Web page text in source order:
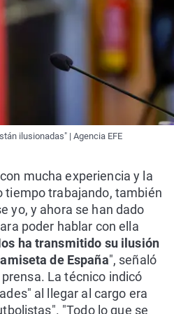
ilusionadas" | Agencia EFE
mucha experiencia y la
tiempo trabajando, también
yo, y ahora se han dado
poder hablar con ella
ha transmitido su ilusión
de España", señaló
La técnico indicó
al llegar al cargo era
"Todo lo que se